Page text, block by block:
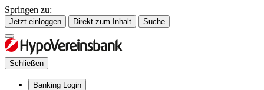
Springen zu:
Jetzt einloggen Direkt zum Inhalt Suche
Schließen
Banking Login